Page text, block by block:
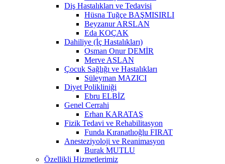
Diş Hastalıkları ve Tedavisi
Hüsna Tuğçe BAŞMISIRLI
Beyzanur ARSLAN
Eda KOÇAK
Dahiliye (İç Hastalıkları)
Osman Onur DEMİR
Merve ASLAN
Çocuk Sağlığı ve Hastalıkları
Süleyman MAZICI
Diyet Polikliniği
Ebru ELBİZ
Genel Cerrahi
Erhan KARATAŞ
Fizik Tedavi ve Rehabilitasyon
Funda Kıranatlıoğlu FIRAT
Anesteziyoloji ve Reanimasyon
Burak MUTLU
Özellikli Hizmetlerimiz